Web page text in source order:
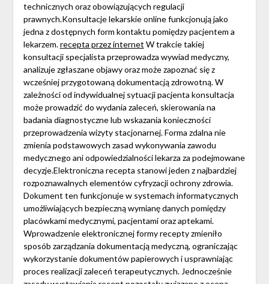
technicznych oraz obowiązujących regulacji
prawnych.Konsultacje lekarskie online funkcjonują jako
jedna z dostępnych form kontaktu pomiędzy pacjentem a
lekarzem.recepta przez internet W trakcie takiej
konsultacji specjalista przeprowadza wywiad medyczny,
analizuje zgłaszane objawy oraz może zapoznać się z
wcześniej przygotowaną dokumentacją zdrowotną. W
zależności od indywidualnej sytuacji pacjenta konsultacja
może prowadzić do wydania zaleceń, skierowania na
badania diagnostyczne lub wskazania konieczności
przeprowadzenia wizyty stacjonarnej. Forma zdalna nie
zmienia podstawowych zasad wykonywania zawodu
medycznego ani odpowiedzialności lekarza za podejmowane
decyzje.Elektroniczna recepta stanowi jeden z najbardziej
rozpoznawalnych elementów cyfryzacji ochrony zdrowia.
Dokument ten funkcjonuje w systemach informatycznych
umożliwiających bezpieczną wymianę danych pomiędzy
placówkami medycznymi, pacjentami oraz aptekami.
Wprowadzenie elektronicznej formy recepty zmieniło
sposób zarządzania dokumentacją medyczną, ograniczając
wykorzystanie dokumentów papierowych i usprawniając
proces realizacji zaleceń terapeutycznych. Jednocześnie